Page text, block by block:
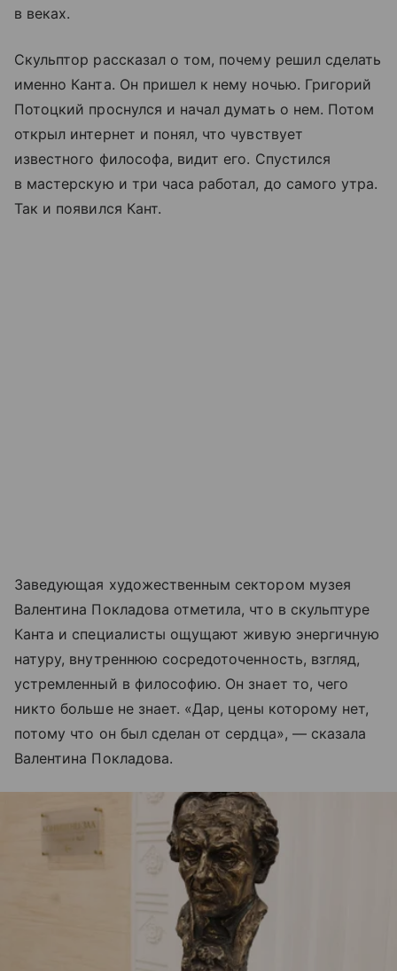
в веках.
Скульптор рассказал о том, почему решил сделать
именно Канта. Он пришел к нему ночью. Григорий
Потоцкий проснулся и начал думать о нем. Потом
открыл интернет и понял, что чувствует
известного философа, видит его. Спустился
в мастерскую и три часа работал, до самого утра.
Так и появился Кант.
Заведующая художественным сектором музея
Валентина Покладова отметила, что в скульптуре
Канта и специалисты ощущают живую энергичную
натуру, внутреннюю сосредоточенность, взгляд,
устремленный в философию. Он знает то, чего
никто больше не знает. «Дар, цены которому нет,
потому что он был сделан от сердца», — сказала
Валентина Покладова.